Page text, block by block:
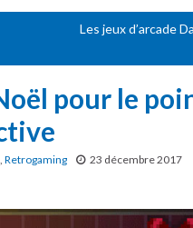
Les jeux d’arcade
pour le
, Retrogaming 23 décembre 2017